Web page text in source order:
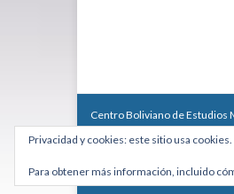
Centro Boliviano de Estudios
Calle Macario Pinilla # 2588
Teléfono: +591 2431818 -
Hecho con
por Graphene
Privacidad y cookies: este sitio usa
Para obtener más información, incluido